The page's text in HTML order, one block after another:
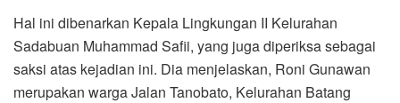
Hal ini dibenarkan Kepala Lingkungan II Kelurahan
Sadabuan Muhammad Safii, yang juga diperiksa sebagai
saksi atas kejadian ini. Dia menjelaskan, Roni Gunawan
merupakan warga Jalan Tanobato, Kelurahan Batang